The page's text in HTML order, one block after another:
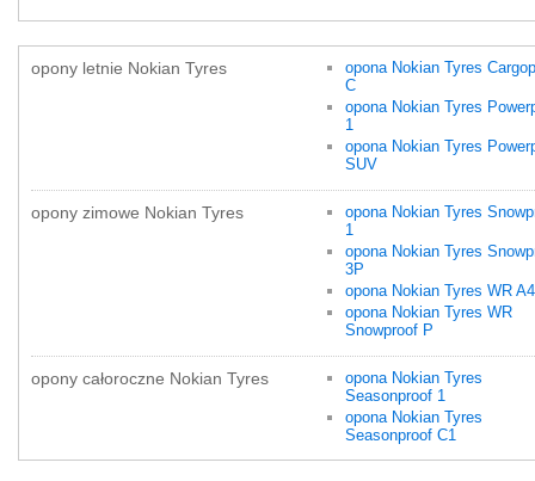
opony letnie Nokian Tyres
opona Nokian Tyres
C
opona Nokian Tyres
1
opona Nokian Tyres
SUV
opony zimowe Nokian Tyres
opona Nokian Tyres
1
opona Nokian Tyres
3P
opona Nokian Tyres WR A4
opona Nokian Tyres WR
Snowproof P
opony całoroczne Nokian Tyres
opona Nokian Tyres
Seasonproof 1
opona Nokian Tyres
Seasonproof C1